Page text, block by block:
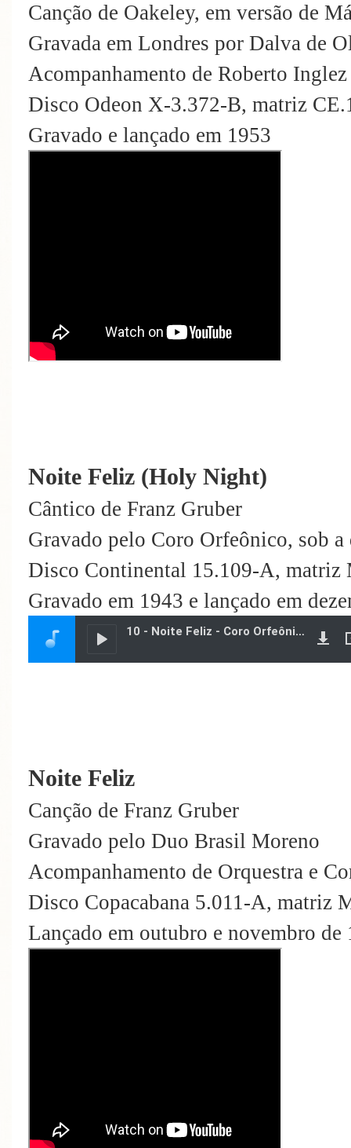
Canção de Oakeley, em versão de
Gravada em Londres por Dalva de
Acompanhamento de Roberto Inglez
Disco Odeon X-3.372-B, matriz
Gravado e lançado em 1953
Noite Feliz (Holy Night)
Cântico de Franz Gruber
Gravado pelo Coro Orfeônico, sob
Disco Continental 15.109-A, matriz
Gravado em 1943 e lançado em
Noite Feliz
Canção de Franz Gruber
Gravado pelo Duo Brasil Moreno
Acompanhamento de Orquestra e
Disco Copacabana 5.011-A, matriz
Lançado em outubro e novembro de